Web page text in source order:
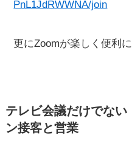
PnL1JdRWWNA/join
更にZoomが楽しく便利に
テレビ会議だけでな
ン接客と営業